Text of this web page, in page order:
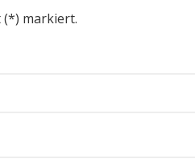
(*) markiert.